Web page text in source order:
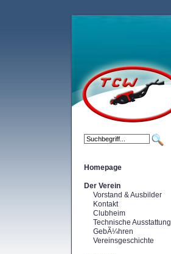
Homepage
Der Verein
Vorstand & Ausbilder
Kontakt
Clubheim
Technische Ausstattung
GebÃ¼hren
Vereinsgeschichte